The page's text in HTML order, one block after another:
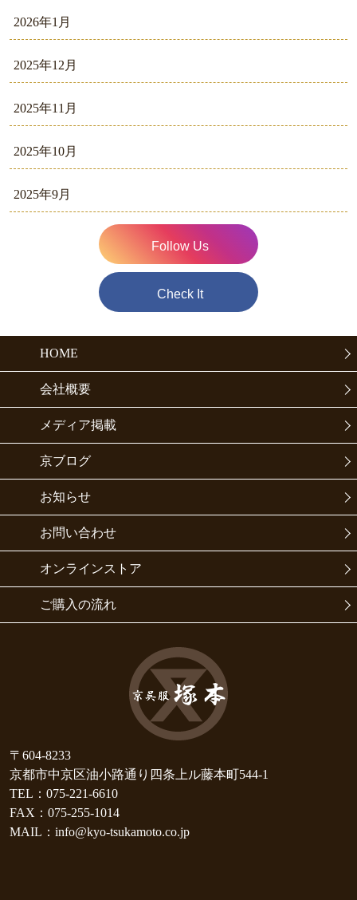
2026年1月
2025年12月
2025年11月
2025年10月
2025年9月
Follow Us
Check It
HOME
会社概要
メディア掲載
京ブログ
お知らせ
お問い合わせ
オンラインストア
ご購入の流れ
〒604-8233
京都市中京区油小路通り四条上ル藤本町544-1
TEL：075-221-6610
FAX：075-255-1014
MAIL：info@kyo-tsukamoto.co.jp